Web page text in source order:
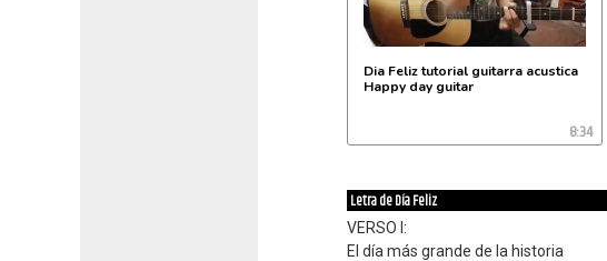
Dia Feliz tutorial guitarra acustica
Happy day guitar
8:34
Letra de Día Feliz
VERSO I:
El día más grande de la historia